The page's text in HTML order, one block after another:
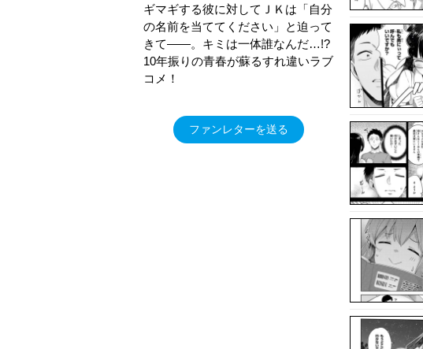
ギマギする彼に対してＪＫは「自分
の名前を当ててください」と迫って
きて――。キミは一体誰なんだ…!?
10年振りの青春が蘇るすれ違いラブ
コメ！
ファンレターを送る